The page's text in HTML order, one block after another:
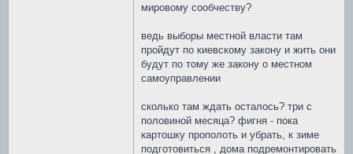
мировому сообчеству?
ведь выборы местной власти там
пройдут по киевскому закону и жить они
будут по тому же закону о местном
самоуправлении
сколько там ждать осталось? три с
половиной месяца? фигня - пока
картошку прополоть и убрать, к зиме
подготовиться , дома подремонтировать